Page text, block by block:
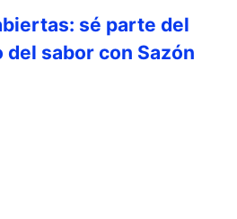
sé parte del
sabor con Sazón